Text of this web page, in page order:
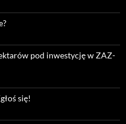
pod inwestycję w ZAZ-
się!